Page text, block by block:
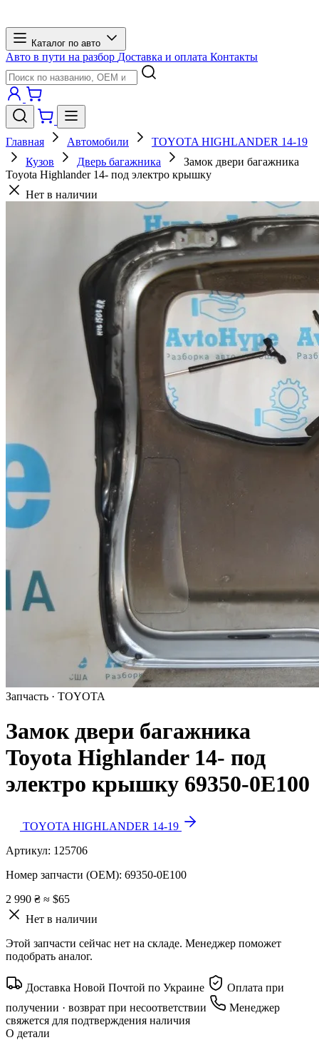
Каталог по авто
Авто в пути на разбор Доставка и оплата Контакты
Главная Автомобили
TOYOTA HIGHLANDER 14-19
Кузов
Дверь багажника
Замок двери багажника
Toyota Highlander 14- под электро крышку
Нет в наличии
Запчасть · TOYOTA
Замок двери багажника
Toyota Highlander 14- под
электро крышку 69350-0E100
TOYOTA HIGHLANDER 14-19
Артикул: 125706
Номер запчасти (OEM): 69350-0E100
2 990 ₴ ≈ $65
Нет в наличии
Этой запчасти сейчас нет на складе. Менеджер поможет
подобрать аналог.
Доставка Новой Почтой по Украине
Оплата при
получении · возврат при несоответствии
Менеджер
свяжется для подтверждения наличия
О детали